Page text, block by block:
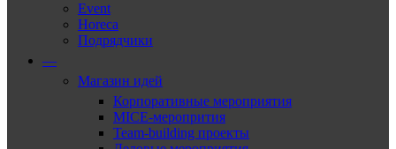
Event
Horeca
Подрядчики
—
Магазин идей
Корпоративные мероприятия
MICE-меропрития
Team-building проекты